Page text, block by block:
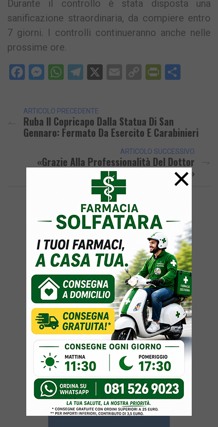
Durante il controllo è stata disposta una
sanificazione straordinaria, da compiere entro
7 giorni. I controlli continueranno anche nelle
prossime ore.
Facebook
Messenger
WhatsApp
Telegram
X EmailCopy
ARTICOLO PRECEDENTE
Ruba Il Copricapo Dalla Statua Di San
Gennaro: Fermato Da Esercito E Carabinieri
ARTICOLO SUCCESSIVO
«Grazie Alla Professionalità Del Dottor
Barba Del Comune Di Pozzuoli»
×